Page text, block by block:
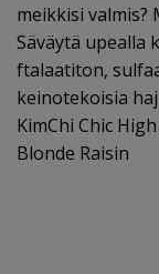
meikkisi
Säväytä upealla
ftalaatiton,
keinotekoisia
KimChi Chic
Blonde Raisin